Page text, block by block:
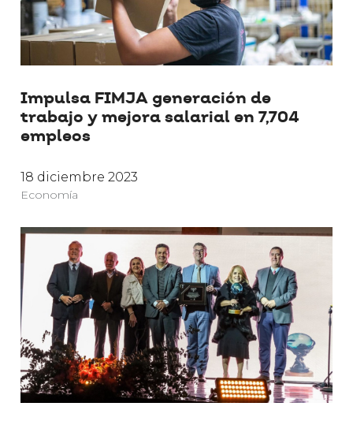
Impulsa FIMJA generación de
trabajo y mejora salarial en 7,704
empleos
18 diciembre 2023
Economía